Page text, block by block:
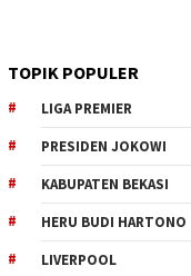
TOPIK POPULER
LIGA PREMIER
PRESIDEN JOKOWI
KABUPATEN BEKASI
HERU BUDI HARTONO
LIVERPOOL